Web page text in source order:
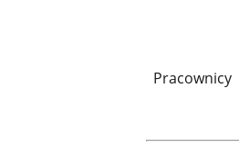
Pracownicy